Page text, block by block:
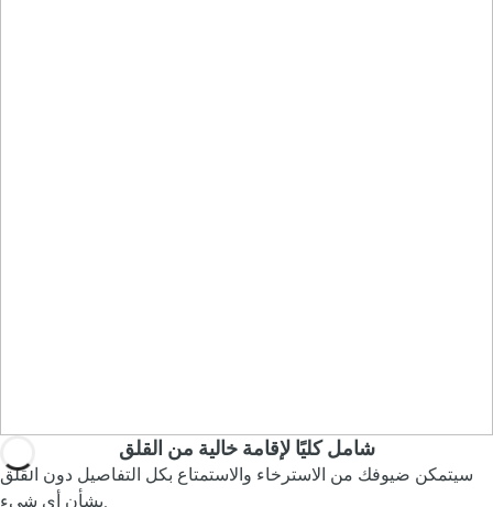
شامل كليًا لإقامة خالية من القلق
سيتمكن ضيوفك من الاسترخاء والاستمتاع بكل التفاصيل دون القلق
بشأن أي شيء.